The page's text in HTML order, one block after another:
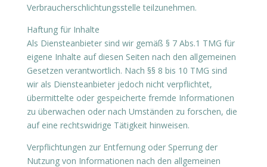
Verbraucherschlichtungsstelle teilzunehmen.
Haftung für Inhalte
Als Diensteanbieter sind wir gemäß § 7 Abs.1 TMG für
eigene Inhalte auf diesen Seiten nach den allgemeinen
Gesetzen verantwortlich. Nach §§ 8 bis 10 TMG sind
wir als Diensteanbieter jedoch nicht verpflichtet,
übermittelte oder gespeicherte fremde Informationen
zu überwachen oder nach Umständen zu forschen, die
auf eine rechtswidrige Tätigkeit hinweisen.
Verpflichtungen zur Entfernung oder Sperrung der
Nutzung von Informationen nach den allgemeinen